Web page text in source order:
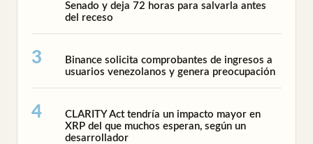
Senado y deja 72 horas para salvarla antes
del receso
Binance solicita comprobantes de ingresos a
usuarios venezolanos y genera preocupación
CLARITY Act tendría un impacto mayor en
XRP del que muchos esperan, según un
desarrollador